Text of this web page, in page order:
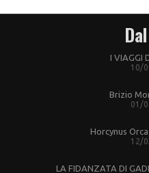
I VIAGGI
10/
Brizio
01/
Horcynus
12/
LA FIDANZATA DI